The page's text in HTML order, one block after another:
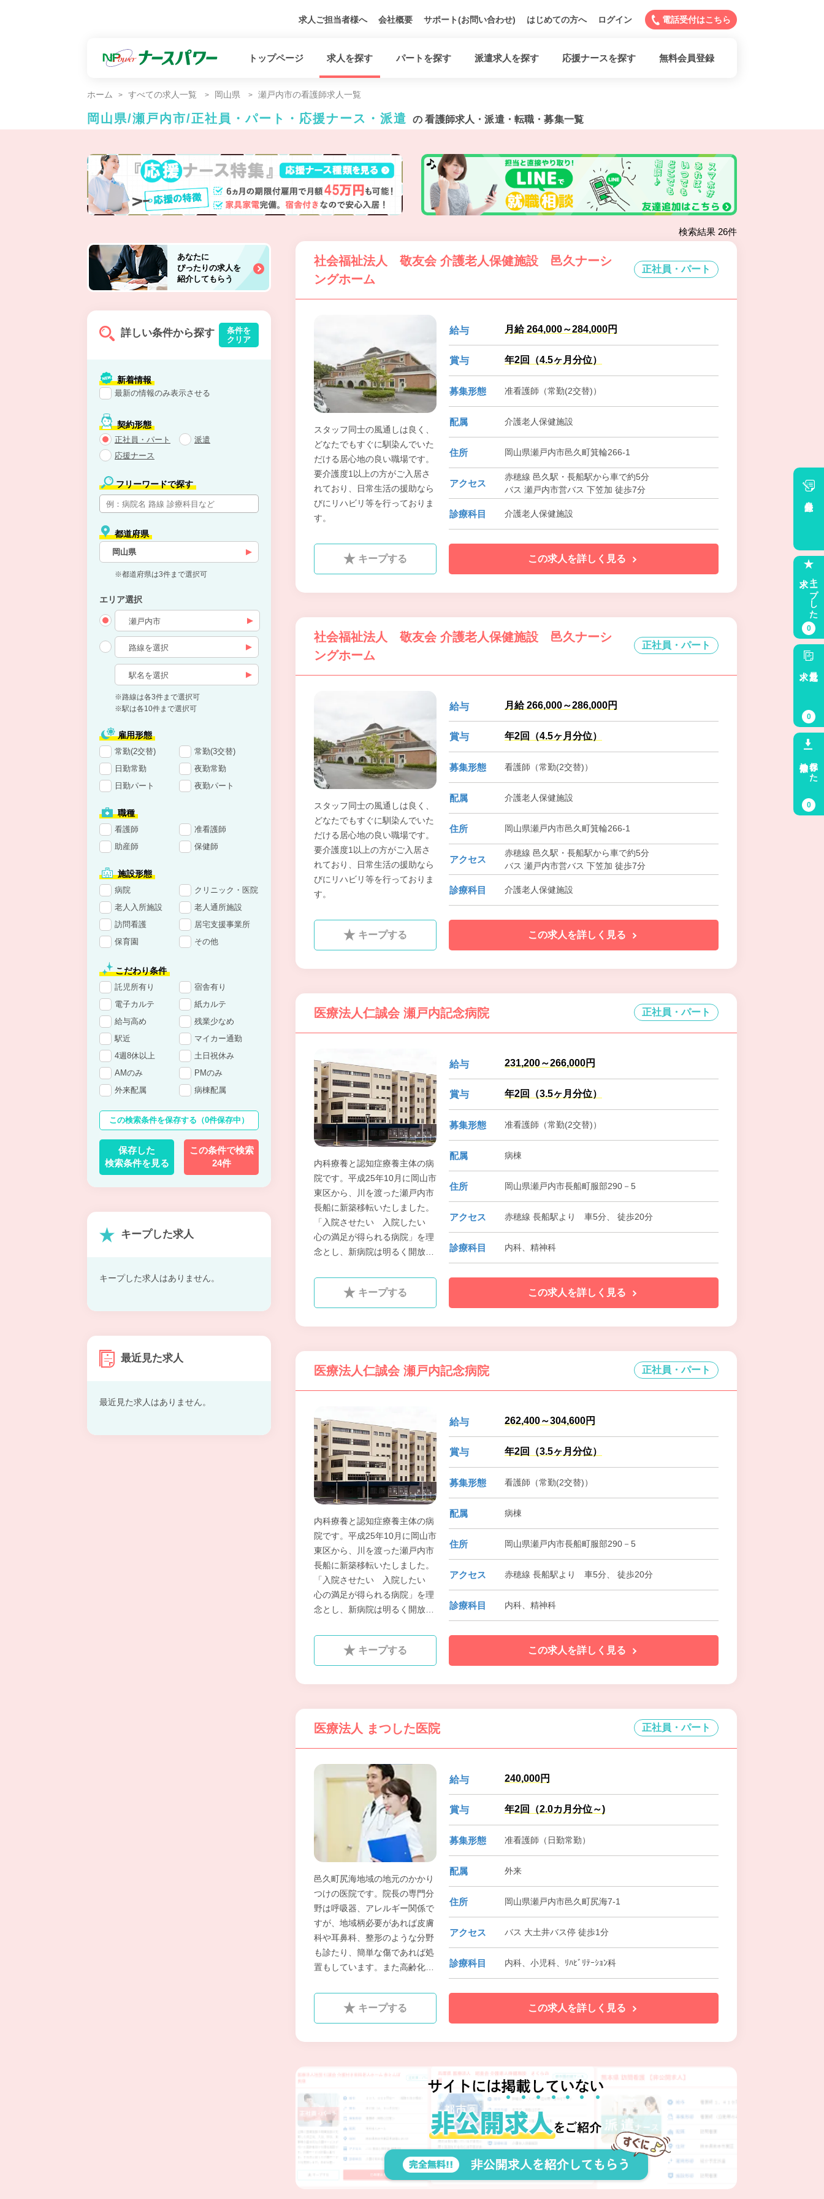
求人ご担当者様へ 会社概要 サポート(お問い合わせ) はじめての方へ ログイン 電話受付はこちら
トップページ 求人を探す パートを探す 派遣求人を探す 応援ナースを探す 無料会員登録
ホーム すべての求人一覧 岡山県 瀬戸内市の看護師求人一覧
岡山県/瀬戸内市/正社員・パート・応援ナース・派遣 の 看護師求人・派遣・転職・募集一覧
検索結果 26件
社会福祉法人 敬友会 介護老人保健施設 邑久ナーシ
ングホーム
正社員・パート
スタッフ同士の風通しは良く、
どなたでもすぐに馴染んでいた
だける居心地の良い職場です。
要介護度1以上の方がご入居さ
れており、日常生活の援助なら
びにリハビリ等を行っておりま
す。
給与 月給 264,000～284,000円
賞与 年2回（4.5ヶ月分位）
募集形態 准看護師（常勤(2交替)）
配属 介護老人保健施設
住所 岡山県瀬戸内市邑久町箕輪266-1
アクセス
赤穂線 邑久駅・長船駅から車で約5分
バス 瀬戸内市営バス 下笠加 徒歩7分
診療科目 介護老人保健施設
キープする この求人を詳しく見る
社会福祉法人 敬友会 介護老人保健施設 邑久ナーシ
ングホーム
正社員・パート
スタッフ同士の風通しは良く、
どなたでもすぐに馴染んでいた
だける居心地の良い職場です。
要介護度1以上の方がご入居さ
れており、日常生活の援助なら
びにリハビリ等を行っておりま
す。
給与 月給 266,000～286,000円
賞与 年2回（4.5ヶ月分位）
募集形態 看護師（常勤(2交替)）
配属 介護老人保健施設
住所 岡山県瀬戸内市邑久町箕輪266-1
アクセス
赤穂線 邑久駅・長船駅から車で約5分
バス 瀬戸内市営バス 下笠加 徒歩7分
診療科目 介護老人保健施設
キープする この求人を詳しく見る
医療法人仁誠会 瀬戸内記念病院 正社員・パート
内科療養と認知症療養主体の病
院です。平成25年10月に岡山市
東区から、川を渡った瀬戸内市
長船に新築移転いたしました。
「入院させたい 入院したい
心の満足が得られる病院」を理
念とし、新病院は明るく開放的
者さんやご家族の方により一層
満足いただけるよう院内の設備
も充実させています。
給与 231,200～266,000円
賞与 年2回（3.5ヶ月分位）
募集形態 准看護師（常勤(2交替)）
配属 病棟
住所 岡山県瀬戸内市長船町服部290－5
アクセス 赤穂線 長船駅より 車5分、 徒歩20分
診療科目 内科、精神科
キープする この求人を詳しく見る
医療法人仁誠会 瀬戸内記念病院 正社員・パート
内科療養と認知症療養主体の病
院です。平成25年10月に岡山市
東区から、川を渡った瀬戸内市
長船に新築移転いたしました。
「入院させたい 入院したい
心の満足が得られる病院」を理
念とし、新病院は明るく開放的
者さんやご家族の方により一層
満足いただけるよう院内の設備
も充実させています。
給与 262,400～304,600円
賞与 年2回（3.5ヶ月分位）
募集形態 看護師（常勤(2交替)）
配属 病棟
住所 岡山県瀬戸内市長船町服部290－5
アクセス 赤穂線 長船駅より 車5分、 徒歩20分
診療科目 内科、精神科
キープする この求人を詳しく見る
医療法人 まつした医院 正社員・パート
邑久町尻海地域の地元のかかり
つけの医院です。院長の専門分
野は呼吸器、アレルギー関係で
すが、地域柄必要があれば皮膚
科や耳鼻科、整形のような分野
も診たり、簡単な傷であれば処
置もしています。また高齢化が
で往診にも力を入れています。
給与 240,000円
賞与 年2回（2.0カ月分位～)
募集形態 准看護師（日勤常勤）
配属 外来
住所 岡山県瀬戸内市邑久町尻海7-1
アクセス バス 大土井バス停 徒歩1分
診療科目 内科、小児科、ﾘﾊﾋﾞﾘﾃｰｼｮﾝ科
キープする この求人を詳しく見る
あなたに
ぴったりの求人を
紹介してもらう
詳しい条件から探す
条件を
クリア
新着情報
最新の情報のみ表示させる
契約形態
正社員・パート
派遣
応援ナース
フリーワードで探す
都道府県
岡山県
※都道府県は3件まで選択可
エリア選択
※路線は各3件まで選択可
※駅は各10件まで選択可
雇用形態
常勤(2交替)
常勤(3交替)
日勤常勤
夜勤常勤
日勤パート
夜勤パート
職種
看護師
准看護師
助産師
保健師
施設形態
病院
クリニック・医院
老人入所施設
老人通所施設
訪問看護
居宅支援事業所
保育園
その他
こだわり条件
託児所有り
宿舎有り
電子カルテ
紙カルテ
給与高め
残業少なめ
駅近
マイカー通勤
4週8休以上
土日祝休み
AMのみ
PMのみ
外来配属
病棟配属
この検索条件を保存する （0件保存中）
保存した
検索条件を見る
この条件で検索
24件
キープした求人
キープした求人はありません。
最近見た求人
最近見た求人はありません。
キープした
0
最近見た
0
保存した
0